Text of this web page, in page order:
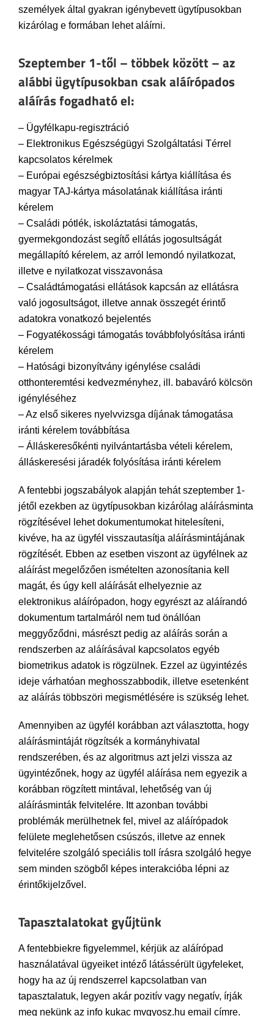
személyek által gyakran igénybevett ügytípusokban
kizárólag e formában lehet aláírni.
Szeptember 1-től – többek között – az
alábbi ügytípusokban csak aláírópados
aláírás fogadható el:
– Ügyfélkapu-regisztráció
– Elektronikus Egészségügyi Szolgáltatási Térrel
kapcsolatos kérelmek
– Európai egészségbiztosítási kártya kiállítása és
magyar TAJ-kártya másolatának kiállítása iránti
kérelem
– Családi pótlék, iskoláztatási támogatás,
gyermekgondozást segítő ellátás jogosultságát
megállapító kérelem, az arról lemondó nyilatkozat,
illetve e nyilatkozat visszavonása
– Családtámogatási ellátások kapcsán az ellátásra
való jogosultságot, illetve annak összegét érintő
adatokra vonatkozó bejelentés
– Fogyatékossági támogatás továbbfolyósítása iránti
kérelem
– Hatósági bizonyítvány igénylése családi
otthonteremtési kedvezményhez, ill. babaváró kölcsön
igényléséhez
– Az első sikeres nyelvvizsga díjának támogatása
iránti kérelem továbbítása
– Álláskeresőkénti nyilvántartásba vételi kérelem,
álláskeresési járadék folyósítása iránti kérelem
A fentebbi jogszabályok alapján tehát szeptember 1-
jétől ezekben az ügytípusokban kizárólag aláírásminta
rögzítésével lehet dokumentumokat hitelesíteni,
kivéve, ha az ügyfél visszautasítja aláírásmintájának
rögzítését. Ebben az esetben viszont az ügyfélnek az
aláírást megelőzően ismételten azonosítania kell
magát, és úgy kell aláírását elhelyeznie az
elektronikus aláírópadon, hogy egyrészt az aláírandó
dokumentum tartalmáról nem tud önállóan
meggyőződni, másrészt pedig az aláírás során a
rendszerben az aláírásával kapcsolatos egyéb
biometrikus adatok is rögzülnek. Ezzel az ügyintézés
ideje várhatóan meghosszabbodik, illetve esetenként
az aláírás többszöri megismétlésére is szükség lehet.
Amennyiben az ügyfél korábban azt választotta, hogy
aláírásmintáját rögzítsék a kormányhivatal
rendszerében, és az algoritmus azt jelzi vissza az
ügyintézőnek, hogy az ügyfél aláírása nem egyezik a
korábban rögzített mintával, lehetőség van új
aláírásminták felvitelére. Itt azonban további
problémák merülhetnek fel, mivel az aláírópadok
felülete meglehetősen csúszós, illetve az ennek
felvitelére szolgáló speciális toll írásra szolgáló hegye
sem minden szögből képes interakcióba lépni az
érintőkijelzővel.
Tapasztalatokat gyűjtünk
A fentebbiekre figyelemmel, kérjük az aláírópad
használatával ügyeiket intéző látássérült ügyfeleket,
hogy ha az új rendszerrel kapcsolatban van
tapasztalatuk, legyen akár pozitív vagy negatív, írják
meg nekünk az info kukac mvgyosz.hu email címre.